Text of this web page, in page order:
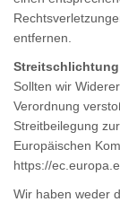
entfernen.
Streitschlichtung
Sollten wir
Verordnung
Streitbeilegung
Europäischen
https://
Wir haben weder